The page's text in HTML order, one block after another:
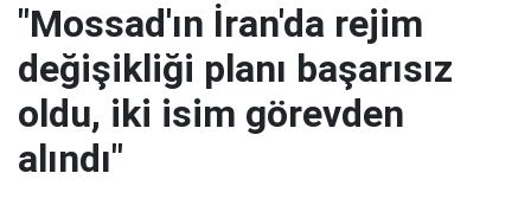
"Mossad'ın İran'da rejim
değişikliği planı başarısız
oldu, iki isim görevden
alındı"